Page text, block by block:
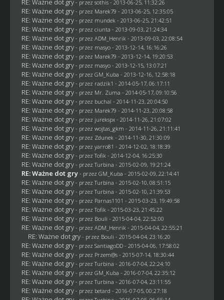
RE: Ważne dot gry - przez sothis- 2013-06-25, 11:32:26
RE: Ważne dot gry - przez Marek79 - 2013-06-25, 12:35:05
RE: Ważne dot gry - przez mundek - 2013-06-25, 21:42:51
RE: Ważne dot gry - przez ciunta - 2013-09-03, 21:24:34
RE: Ważne dot gry - przez ADM_Henrik - 2013-09-03, 22:08:54
RE: Ważne dot gry - przez masyo- 2013-12-14, 16:16:26
RE: Ważne dot gry - przez Marek79 - 2013-12-14, 19:20:53
RE: Ważne dot gry - przez masyo- 2013-12-15, 13:07:21
RE: Ważne dot gry - przez GM_Kuba - 2013-12-16, 12:58:18
RE: Ważne dot gry - przez radzik1 - 2014-05-17, 06:17:11
RE: Ważne dot gry - przez Mr. Zuma - 2014-05-17, 09:10:56
RE: Ważne dot gry - przez buchal - 2014-11-23, 20:04:50
RE: Ważne dot gry - przez Marek79 - 2014-11-23, 20:08:58
RE: Ważne dot gry - przez jurekspx- 2014-11-26, 21:07:02
RE: Ważne dot gry - przez wojtas_gkm - 2014-11-26, 21:11:41
RE: Ważne dot gry - przez Zdunek - 2014-11-30, 21:30:09
RE: Ważne dot gry - przez yarro81 - 2014-12-02, 18:18:39
RE: Ważne dot gry - przezTofik - 2014-12-04, 16:25:30
RE: Ważne dot gry - przez Turbina - 2015-02-09, 19:21:24
RE: Ważne dot gry - przez GM_Kuba - 2015-02-09, 22:14:41
RE: Ważne dot gry - przez Turbina - 2015-02-10, 08:51:15
RE: Ważne dot gry - przez Turbina - 2015-02-10, 21:39:53
RE: Ważne dot gry - przez Parnas1101 - 2015-03-23, 19:49:58
RE: Ważne dot gry - przezTofik - 2015-03-23, 21:45:22
RE: Ważne dot gry - przez Bouli - 2015-04-04, 22:52:00
RE: Ważne dot gry - przez ADM_Henrik - 2015-04-04, 22:55:21
RE: Ważne dot gry - przez Bouli - 2015-04-04, 23:16:20
RE: Ważne dot gry - przez SantiagoDD- 2015-04-06, 17:58:02
RE: Ważne dot gry - przez Przem@s - 2015-07-14, 18:30:44
RE: Ważne dot gry - przez Turbina - 2016-07-04, 22:24:10
RE: Ważne dot gry - przez GM_Kuba - 2016-07-04, 22:35:12
RE: Ważne dot gry - przez Turbina - 2016-07-04, 23:11:55
RE: Ważne dot gry - przez betard - 2016-07-05, 00:27:18